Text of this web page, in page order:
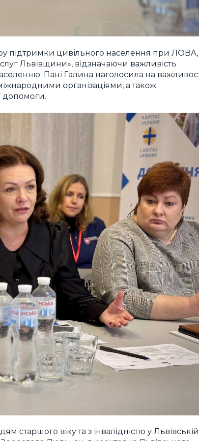
підтримки цивільного населення при ЛОВА,
Львівщини», відзначаючи важливість
Пані Галина наголосила на
організаціями, а також
допомоги.
старшого віку та з інвалідністю у Львівській